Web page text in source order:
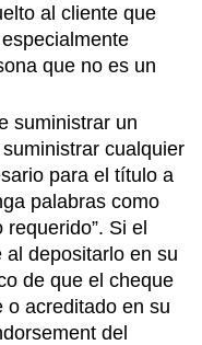
al cliente que
que no es un
suministrar un
cualquier
para el título a
palabras como
Si el
depositarlo en su
de que el cheque
o acreditado en su
del